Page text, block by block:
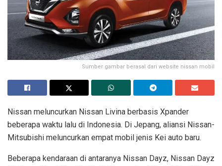
Sumber gambar berasal dari website nissan mobil
Nissan meluncurkan Nissan Livina berbasis Xpander
beberapa waktu lalu di Indonesia. Di Jepang, aliansi Nissan-
Mitsubishi meluncurkan empat mobil jenis Kei auto baru.
Beberapa kendaraan di antaranya Nissan Dayz, Nissan Dayz